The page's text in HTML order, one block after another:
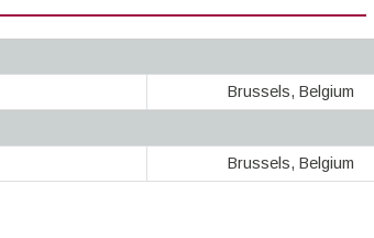
Brussels, Belgium
Brussels, Belgium